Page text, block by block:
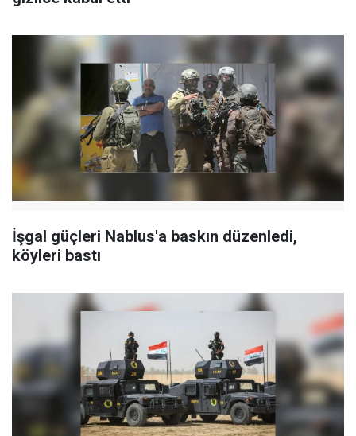
İşgal güçleri Nablus'a baskın düzenledi,
köyleri bastı